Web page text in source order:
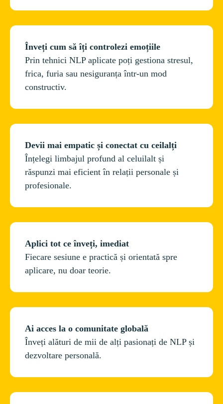
Prin tehnici NLP aplicate poți gestiona stresul,
frica, furia sau nesiguranța într-un mod
Înțelegi limbajul profund al celuilalt și
răspunzi mai eficient în relații personale și
Fiecare sesiune e practică și orientată spre
Înveți alături de mii de alți pasionați de NLP și
dezvoltare personală.